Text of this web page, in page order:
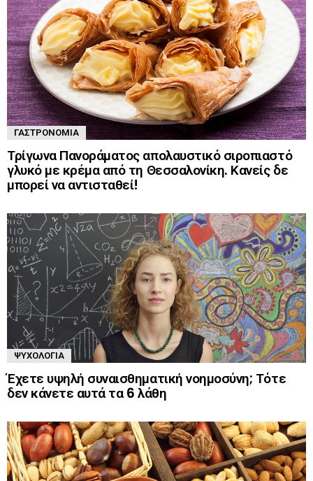
ΓΑΣΤΡΟΝΟΜΊΑ
Τρίγωνα Πανοράματος απολαυστικό σιροπιαστό
γλυκό με κρέμα από τη Θεσσαλονίκη. Κανείς δε
μπορεί να αντισταθεί!
ΨΥΧΟΛΟΓΊΑ
Έχετε υψηλή συναισθηματική νοημοσύνη; Τότε
δεν κάνετε αυτά τα 6 λάθη